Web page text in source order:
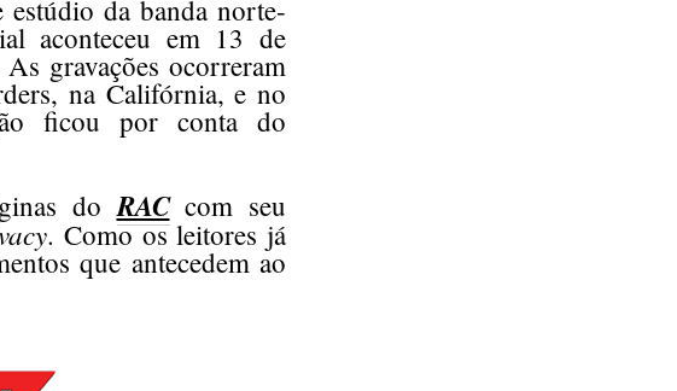
da banda norte-
aconteceu em 13 de
gravações ocorreram
na Califórnia, e no
ficou por conta do
doRACcom seu
. Como os leitores já
que antecedem ao